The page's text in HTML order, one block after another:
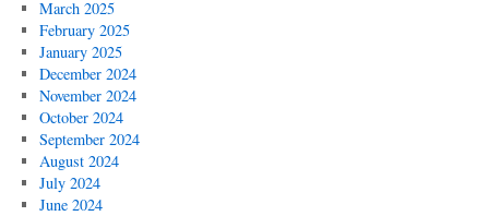
March 2025
February 2025
January 2025
December 2024
November 2024
October 2024
September 2024
August 2024
July 2024
June 2024